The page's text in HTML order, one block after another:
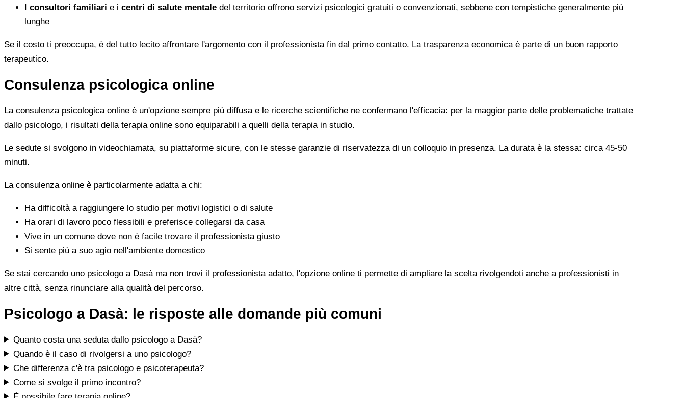
I consultori familiari e i centri di salute mentale del territorio offrono servizi psicologici gratuiti o convenzionati, sebbene con tempistiche generalmente più
lunghe
Se il costo ti preoccupa, è del tutto lecito affrontare l'argomento con il professionista fin dal primo contatto. La trasparenza economica è parte di un buon rapporto
terapeutico.
Consulenza psicologica online
La consulenza psicologica online è un'opzione sempre più diffusa e le ricerche scientifiche ne confermano l'efficacia: per la maggior parte delle problematiche trattate
dallo psicologo, i risultati della terapia online sono equiparabili a quelli della terapia in studio.
Le sedute si svolgono in videochiamata, su piattaforme sicure, con le stesse garanzie di riservatezza di un colloquio in presenza. La durata è la stessa: circa 45-50
minuti.
La consulenza online è particolarmente adatta a chi:
Ha difficoltà a raggiungere lo studio per motivi logistici o di salute
Ha orari di lavoro poco flessibili e preferisce collegarsi da casa
Vive in un comune dove non è facile trovare il professionista giusto
Si sente più a suo agio nell'ambiente domestico
Se stai cercando uno psicologo a Dasà ma non trovi il professionista adatto, l'opzione online ti permette di ampliare la scelta rivolgendoti anche a professionisti in
altre città, senza rinunciare alla qualità del percorso.
Psicologo a Dasà: le risposte alle domande più comuni
Quanto costa una seduta dallo psicologo a Dasà?
Quando è il caso di rivolgersi a uno psicologo?
Che differenza c'è tra psicologo e psicoterapeuta?
Come si svolge il primo incontro?